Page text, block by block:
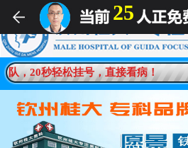
，20秒轻松挂号，直接看病！
25
男科疾病一对一在线解答